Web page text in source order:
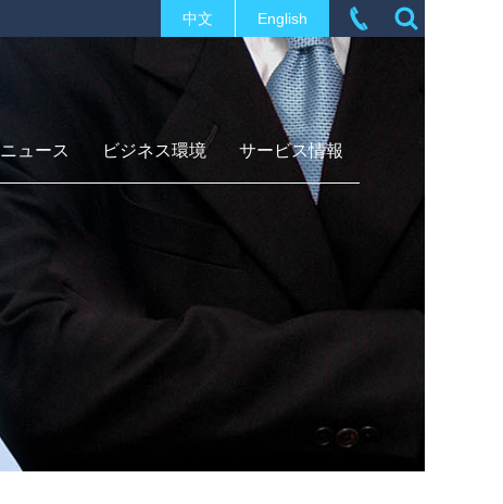
中文 English
ニュース ビジネス環境 サービス情報